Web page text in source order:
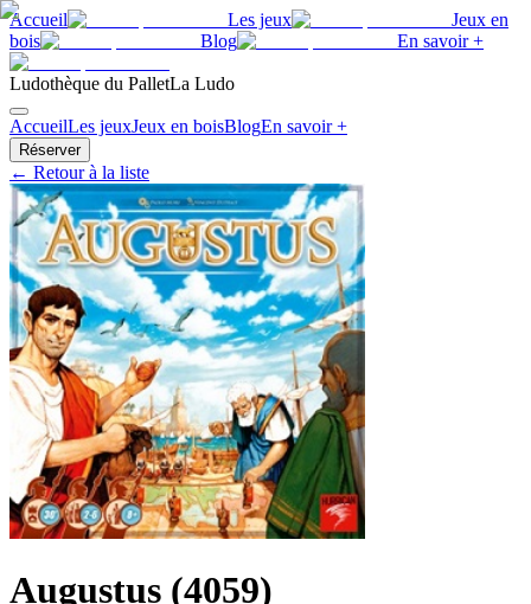
Accueil Les jeux
Jeux en
bois
Blog En savoir +
Ludothèque du PalletLa Ludo
AccueilLes jeuxJeux en boisBlogEn savoir +
Réserver
← Retour à la liste
Augustus (4059)